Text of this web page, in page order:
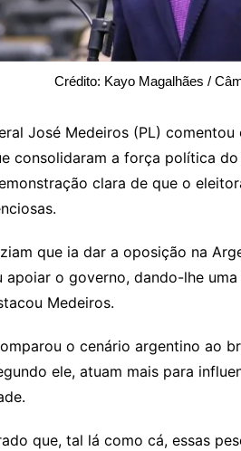
Crédito: Kayo Magalhães /
José Medeiros (PL)
consolidaram a força política
clara de que o
que ia dar a oposição na
apoiar o governo, dando-lhe
Medeiros.
o cenário argentino ao
ele, atuam mais para
que, tal lá como cá, essas